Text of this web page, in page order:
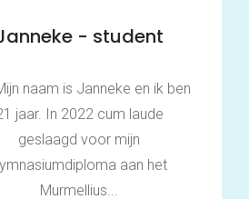
- student
naam is Janneke en ik ben
jaar. In 2022 cum laude
geslaagd voor mijn
aan het
Murmellius...